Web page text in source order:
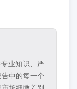
业知识、严
中的每一个